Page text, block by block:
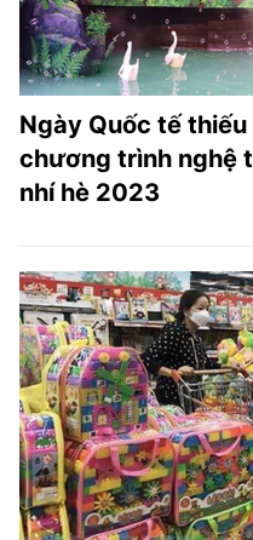
Ngày Quốc tế
chương trình nghệ
nhí hè 2023